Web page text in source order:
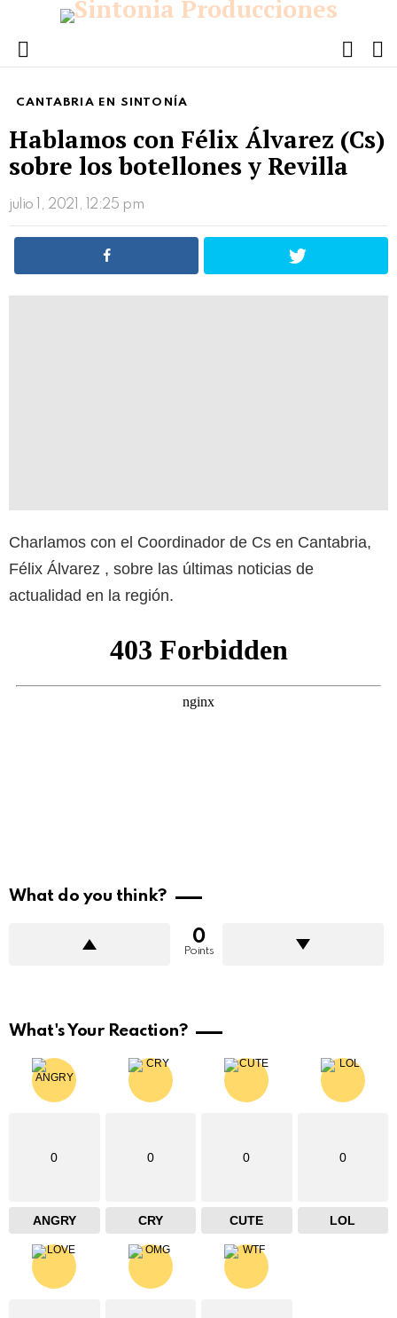
Menu
CANTABRIA EN SINTONÍA
Hablamos con Félix Álvarez (Cs)
sobre los botellones y Revilla
julio 1, 2021, 12:25 pm
Charlamos con el Coordinador de Cs en Cantabria,
Félix Álvarez , sobre las últimas noticias de
actualidad en la región.
What do you think?
0
Points
What's Your Reaction?
0
ANGRY
0
CRY
0
CUTE
0
LOL